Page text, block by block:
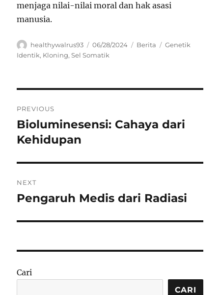
menjaga nilai-nilai moral dan hak asasi
manusia.
Author
healthywalrus93
Posted
on
06/28/2024 Categories
Berita Tags
Genetik
Identik, Kloning,Sel Somatik
pos
PREVIOUS
Previous
post:
Bioluminesensi: Cahaya dari
Kehidupan
NEXT
Next
Pengaruh Medis dari Radiasi
Cari
CARI